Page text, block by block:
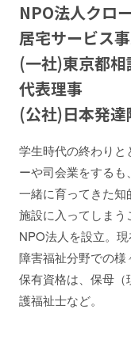
NPO法人クロ
居宅サービス
(一社)東京都
代表理事
(公社)日本発
学生時代の終わりと
ーや司会業をするも、
一緒に育ってきた
施設に入ってしまう
NPO法人を設立。
障害福祉分野での様
保有資格は、保母
護福祉士など。